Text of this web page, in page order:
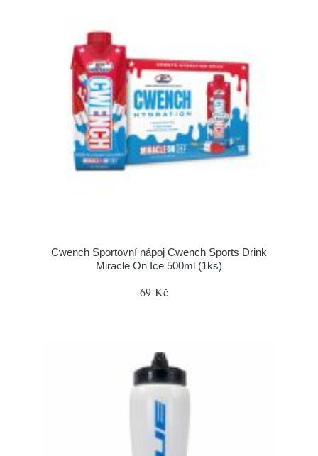
Cwench Sportovní nápoj Cwench Sports Drink
Miracle On Ice 500ml (1ks)
69 Kč